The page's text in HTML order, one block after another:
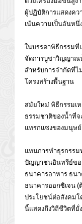
ผู้ปฏิบัติการแสดงค
เน้นความเป็นอันห
ในบรรดาพิธีกรรมที่
จัดการบูชาวิญญาณ
สำหรับการจำกัดที่ไ
โครงสร้างพื้นฐาน
สมัยใหม่ พิธีกรรมเ
ธรรมชาติของน้ำที่
แทรกแซงของมนุษย์
แทนการทำธุรกรร
ปัญญาชนอินทรีย์ขอ
ธนาคารอาหาร ธน
ธนาคารออกซิเจน
ประโยชน์ต่อสังคมโ
นี้แสดงถึงวิถีชีวิตที่